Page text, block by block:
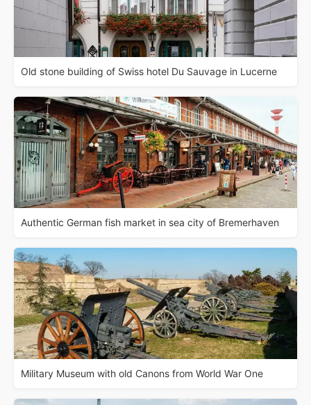
Old stone building of Swiss hotel Du Sauvage in Lucerne
Authentic German fish market in sea city of Bremerhaven
Military Museum with old Canons from World War One